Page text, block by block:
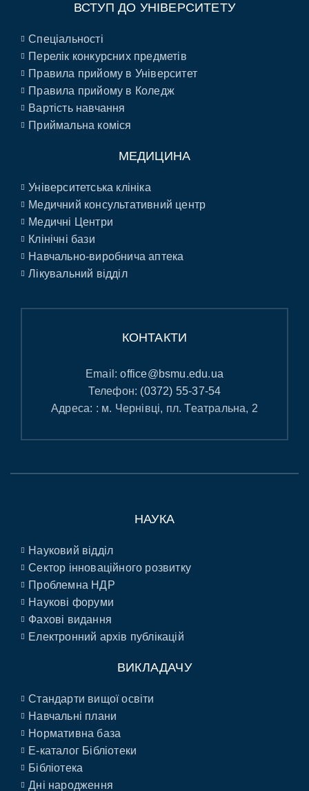
ВСТУП ДО УНІВЕРСИТЕТУ
Спеціальності
Перелік конкурсних предметів
Правила прийому в Університет
Правила прийому в Коледж
Вартість навчання
Приймальна коміся
МЕДИЦИНА
Університетська клініка
Медичний консультативний центр
Медичні Центри
Клінічні бази
Навчально-виробнича аптека
Лікувальний відділ
КОНТАКТИ
Email:office@bsmu.edu.ua
Телефон: (0372) 55-37-54
Адреса: : м. Чернівці, пл. Театральна, 2
НАУКА
Науковий відділ
Сектор інноваційного розвитку
Проблемна НДР
Наукові форуми
Фахові видання
Електронний архів публікацій
ВИКЛАДАЧУ
Стандарти вищої освіти
Навчальні плани
Нормативна база
E-каталог Бібліотеки
Бібліотека
Дні народження